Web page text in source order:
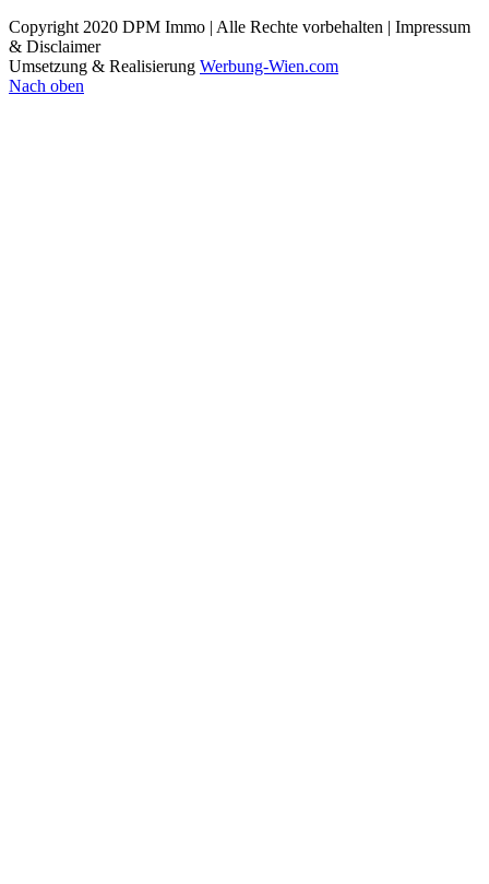
Copyright 2020 DPM Immo | Alle Rechte vorbehalten | Impressum
& Disclaimer
Umsetzung & Realisierung Werbung-Wien.com
Nach oben